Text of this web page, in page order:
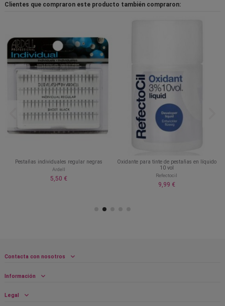
Clientes que compraron este producto también compraron:
Pestañas individuales regular negras
Ardell
5,50 €
Oxidante para tinte de pestañas en líquido
10 vol
Refectocil
9,99 €
Contacta con nosotros
Información
Legal